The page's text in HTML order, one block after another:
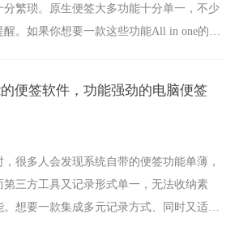
繁琐。原生便签大多功能十分单一，不少
。如果你想要一款这些功能All in one的一
便签软件，功能强劲的电脑便签
很多人会发现系统自带的便签功能单薄，
三方工具又记录形式单一，无法收纳素
想要一款集成多元记录方式、同时又适配